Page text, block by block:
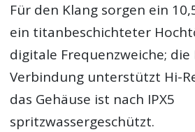
Für den Klang sorgen ein
ein titanbeschichteter
digitale Frequenzweiche;
Verbindung unterstützt Hi-
das Gehäuse ist nach IPX5
spritzwassergeschützt.